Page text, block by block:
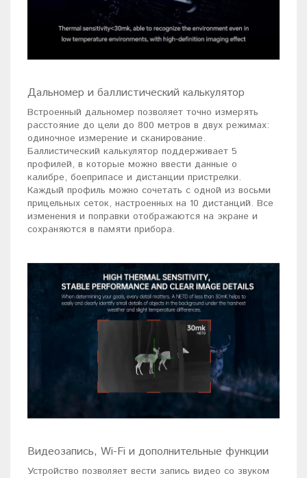
Дальномер и баллистический калькулятор
Встроенный дальномер позволяет точно измерять
расстояние до цели до 800 метров в двух режимах:
одиночное измерение и сканирование.
Баллистический калькулятор поддерживает 5
профилей, в которые можно ввести данные о
калибре, боеприпасе и дистанции пристрелки.
Каждый профиль можно сочетать с одной из восьми
прицельных сеток, настроенных на 10 дистанций. Все
изменения и поправки отображаются на экране и
сохраняются в памяти прибора.
Видеозапись, Wi-Fi и дополнительные функции
Устройство позволяет вести запись видео со звуком